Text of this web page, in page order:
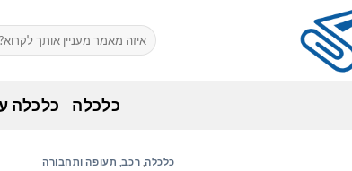
כלכלה כלכלה
כלכלה, רכב, תעופה ותחבורה